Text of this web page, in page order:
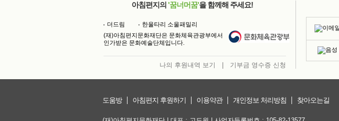
아침편지의 '꿈너머꿈'을 함께해 주세요!
더드림
한울타리 소울패밀리
(재)아침편지문화재단은 문화체육관광부에서
인가받은 문화예술단체입니다.
나의 후원내역 보기 기부금 영수증 신청
도움방 아침편지 후원하기 이용약관 개인정보 처리방침 찾아오는길